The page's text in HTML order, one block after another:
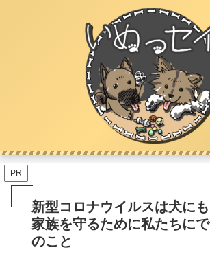
PR
新型コロナウイルスは犬に
家族を守るために私たちに
のこと